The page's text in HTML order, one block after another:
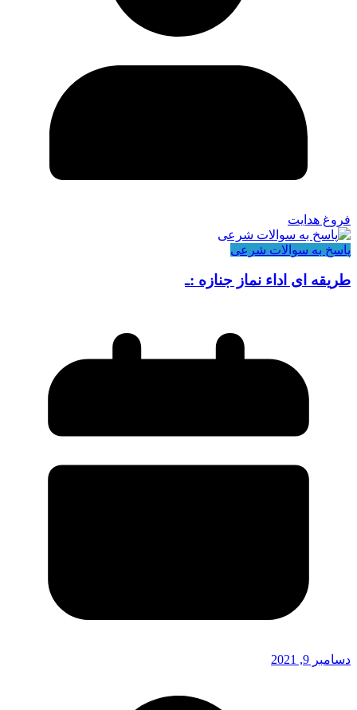
فروغ هدایت
پاسخ به سوالات شرعی
طریقه ای اداء نماز جنازه :ـ
دسامبر 9, 2021